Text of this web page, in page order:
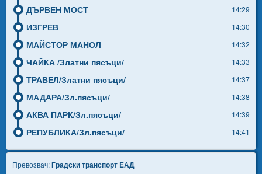
ДЪРВЕН МОСТ 14:29
ИЗГРЕВ 14:30
МАЙСТОР МАНОЛ 14:32
ЧАЙКА /Златни пясъци/ 14:33
ТРАВЕЛ/Златни пясъци/ 14:37
МАДАРА/Зл.пясъци/ 14:38
АКВА ПАРК/Зл.пясъци/ 14:39
РЕПУБЛИКА/Зл.пясъци/ 14:41
Превозвач:Градски транспорт EАД